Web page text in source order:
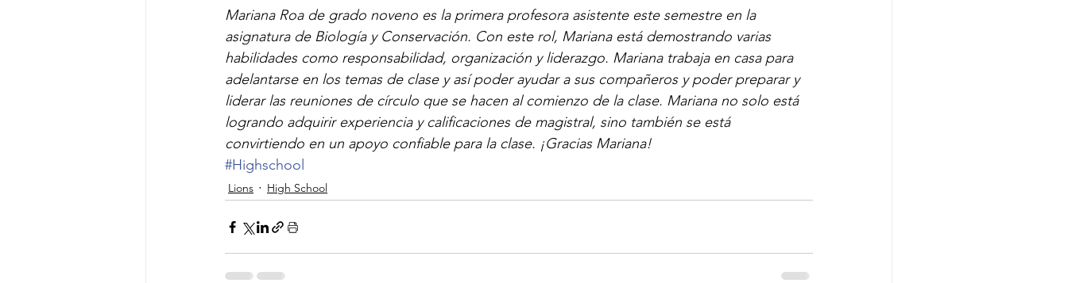
Mariana Roa de grado noveno es la primera profesora asistente este semestre en la
asignatura de Biología y Conservación. Con este rol, Mariana está demostrando varias
habilidades como responsabilidad, organización y liderazgo. Mariana trabaja en casa para
adelantarse en los temas de clase y así poder ayudar a sus compañeros y poder preparar y
liderar las reuniones de círculo que se hacen al comienzo de la clase. Mariana no solo está
logrando adquirir experiencia y calificaciones de magistral, sino también se está
convirtiendo en un apoyo confiable para la clase. ¡Gracias Mariana!
#Highschool
Lions High School